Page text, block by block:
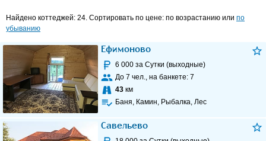
Найдено коттеджей: 24. Сортировать по цене: по возрастанию или по
убыванию
Ефимоново
6 000 за Сутки (выходные)
До 7 чел., на банкете: 7
43 км
Баня, Камин, Рыбалка, Лес
Савельево